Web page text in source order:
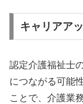
キャリアア
認定介護福祉士
につながる可能
ことで、介護業